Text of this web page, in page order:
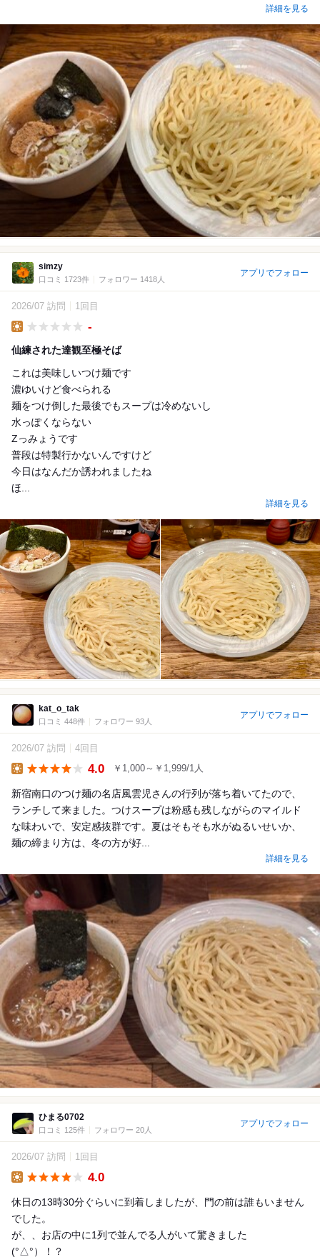
詳細を見る
simzy
口コミ 1723件 フォロワー 1418人
アプリでフォロー
2026/07 訪問 1回目
-
仙練された達観至極そば
これは美味しいつけ麺です
濃ゆいけど食べられる
麺をつけ倒した最後でもスープは冷めないし
水っぽくならない
Zっみょうです
普段は特製行かないんですけど
今日はなんだか誘われましたね
ほ...
詳細を見る
kat_o_tak
口コミ 448件 フォロワー 93人
アプリでフォロー
2026/07 訪問 4回目
4.0 ￥1,000～￥1,999/1人
新宿南口のつけ麺の名店風雲児さんの行列が落ち着いてたので、
ランチして来ました。つけスープは粉感も残しながらのマイルド
な味わいで、安定感抜群です。夏はそもそも水がぬるいせいか、
麺の締まり方は、冬の方が好...
詳細を見る
ひまる0702
口コミ 125件 フォロワー 20人
アプリでフォロー
2026/07 訪問 1回目
4.0
休日の13時30分ぐらいに到着しましたが、門の前は誰もいません
でした。
が、、お店の中に1列で並んでる人がいて驚きました
(°△°）！？